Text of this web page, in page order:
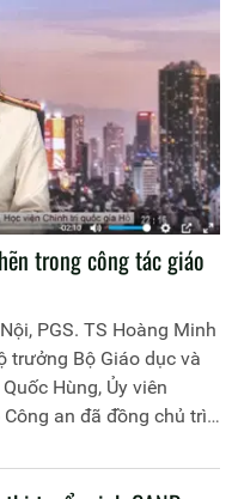
trong công tác giáo
PGS. TS Hoàng Minh
trưởng Bộ Giáo dục và
Hùng, Ủy viên
an đã đồng chủ trì
đào tạo của lực lượng